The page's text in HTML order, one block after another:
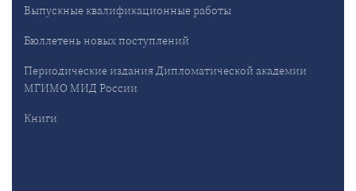
Выпускные квалификационные работы
Бюллетень новых поступлений
Периодические издания Дипломатической академии
МГИМО МИД России
Книги